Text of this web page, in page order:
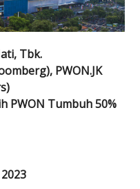
Tbk.
PWON.JK
PWON Tumbuh 50%